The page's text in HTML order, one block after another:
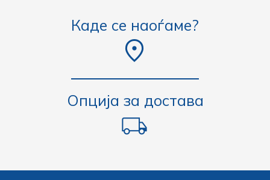
Каде се наоѓаме?
Опција за достава